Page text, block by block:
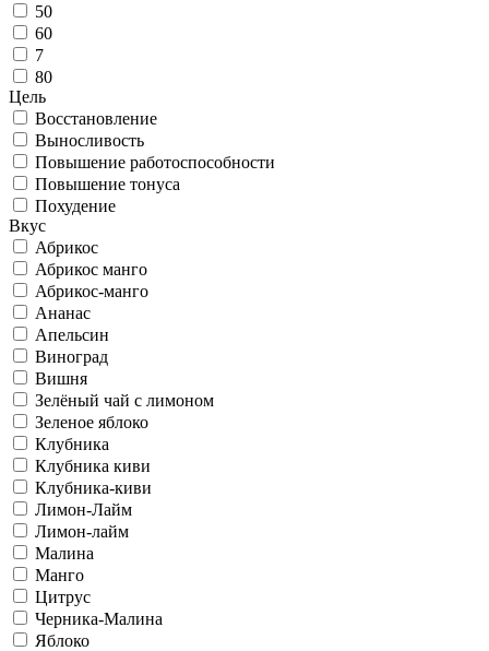
50
60
7
80
Цель
Восстановление
Выносливость
Повышение работоспособности
Повышение тонуса
Похудение
Вкус
Абрикос
Абрикос манго
Абрикос-манго
Ананас
Апельсин
Виноград
Вишня
Зелёный чай с лимоном
Зеленое яблоко
Клубника
Клубника киви
Клубника-киви
Лимон-Лайм
Лимон-лайм
Малина
Манго
Цитрус
Черника-Малина
Яблоко